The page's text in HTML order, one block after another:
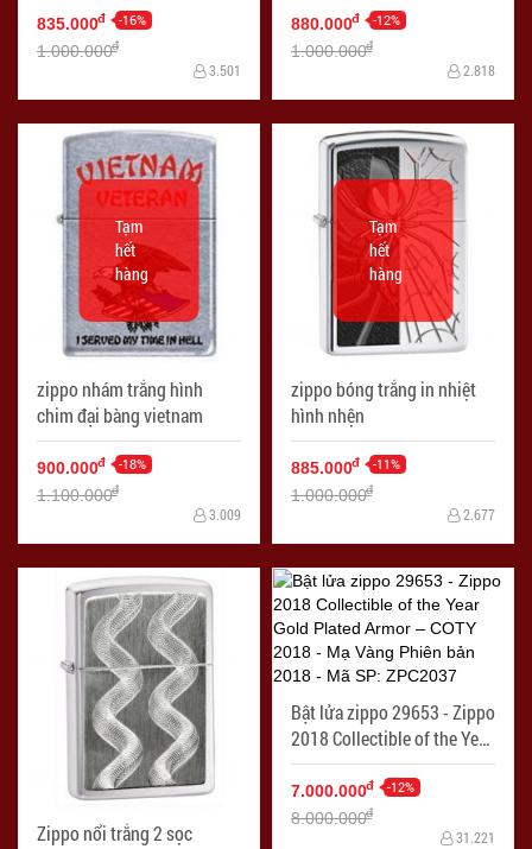
835.000đ -16%
1.000.000đ
3.501
880.000đ -12%
1.000.000đ
2.818
zippo nhám trắng hình
chim đại bàng vietnam
Tạm
hết
hàng
900.000đ -18%
1.100.000đ
3.009
zippo bóng trắng in nhiệt
hình nhện
Tạm
hết
hàng
885.000đ -11%
1.000.000đ
2.677
Zippo nổi trắng 2 sọc
Bật lửa zippo 29653 - Zippo
2018 Collectible of the Year
Gold Plated Armor – COTY
2018 - Mạ Vàng Phiên bản
2018
7.000.000đ -12%
8.000.000đ
31.221